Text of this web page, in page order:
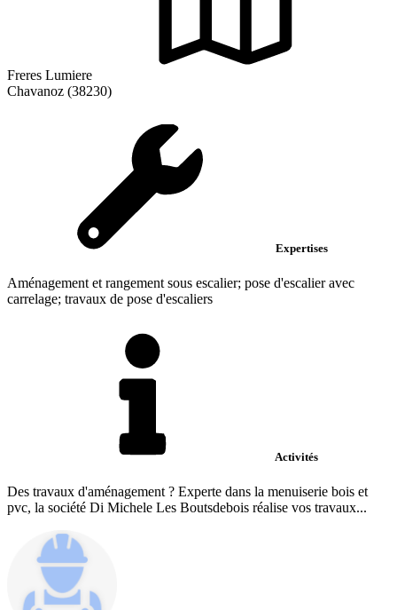
Freres Lumiere
Chavanoz (38230)
Expertises
Aménagement et rangement sous escalier; pose d'escalier avec
carrelage; travaux de pose d'escaliers
Activités
Des travaux d'aménagement ? Experte dans la menuiserie bois et
pvc, la société Di Michele Les Boutsdebois réalise vos travaux...